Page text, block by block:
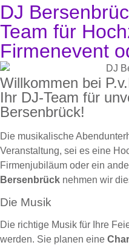
DJ
Team für
Firmenevent
Willkommen bei
Ihr DJ-Team für
Bersenbrück!
Die musikalische
Veranstaltung, sei es eine
Firmenjubiläum oder ein
Bersenbrück nehmen wir
Die Musik
Die richtige Musik für Ihre
werden. Sie planen eine